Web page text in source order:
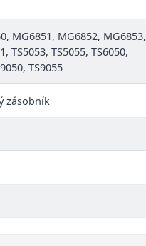
MG6851, MG6852, MG6853,
TS5053, TS5055, TS6050,
TS9055
zásobník